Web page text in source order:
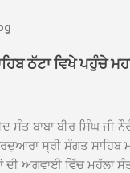
ਠੱਟਾ ਵਿਖੇ ਪਹੁੰਚੇ
ਸੰਤ ਬਾਬਾ ਬੀਰ ਸਿੰਘ
ਸ੍ਰੀ ਸੰਗਤ ਸਾਹਿਬ
ਅਗਵਾਈ ਵਿੱਚ ਮਹੱਲਾ